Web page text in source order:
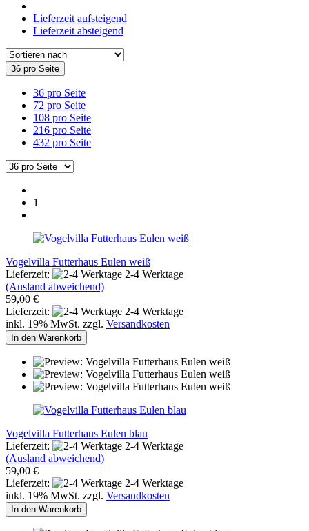
Lieferzeit aufsteigend
Lieferzeit absteigend
36 pro Seite
36 pro Seite
72 pro Seite
108 pro Seite
216 pro Seite
432 pro Seite
1
Vogelvilla Futterhaus Eulen weiß
Lieferzeit:
2-4 Werktage
(Ausland abweichend)
59,00 €
Lieferzeit:
2-4 Werktage
inkl. 19% MwSt. zzgl. Versandkosten
In den Warenkorb
Vogelvilla Futterhaus Eulen blau
Lieferzeit:
2-4 Werktage
(Ausland abweichend)
59,00 €
Lieferzeit:
2-4 Werktage
inkl. 19% MwSt. zzgl. Versandkosten
In den Warenkorb